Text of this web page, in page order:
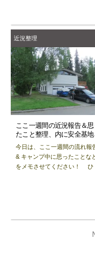
近況整理
ここ一週間の近況報告＆思
たこと整理、内に安全基
今日は、ここ一週間の流れ報
& キャンプ中に思ったことな
をメモさせてください！ ひ